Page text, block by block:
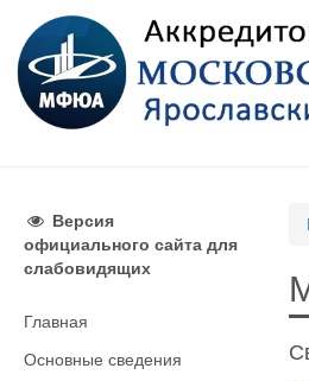
Версия
официального сайта для
слабовидящих
Главная
Основные сведения